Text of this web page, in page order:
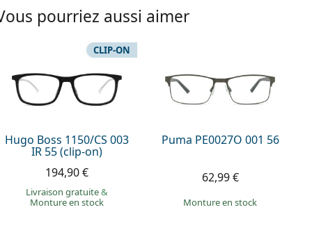
pourriez aussi aimer
Hugo Boss 1150/CS 003
IR 55 (clip-on)
CLIP-ON
194,90 €
Livraison gratuite&
Monture en stock
Puma PE0027O 001 56
62,99 €
Monture en stock